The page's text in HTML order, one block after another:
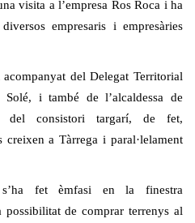
visita a l’empresa Ros Roca i ha
empresaris i empresàries
del Delegat Territorial
i també de l’alcaldessa de
del consistori targarí, de fet,
creixen a Tàrrega i paral·lelament
fet èmfasi en la finestra
possibilitat de comprar terrenys al